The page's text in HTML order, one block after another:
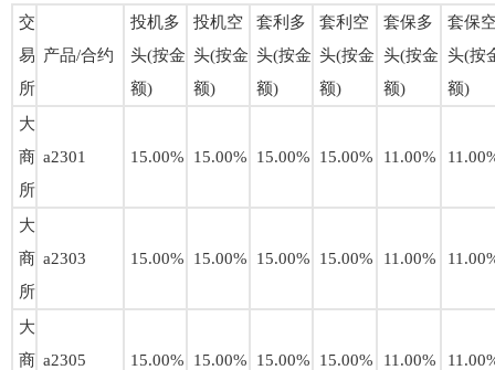
交
易
所
产品/合约
投机多
头(按金
额)
投机空
头(按金
额)
套利多
头(按金
额)
套利空
头(按金
额)
套保多
头(按金
额)
套保
头(按
额)
大
商
所
a2301 15.00% 15.00% 15.00% 15.00% 11.00%
大
商
所
a2303 15.00% 15.00% 15.00% 15.00% 11.00%
大
商 a2305 15.00% 15.00% 15.00% 15.00% 11.00%